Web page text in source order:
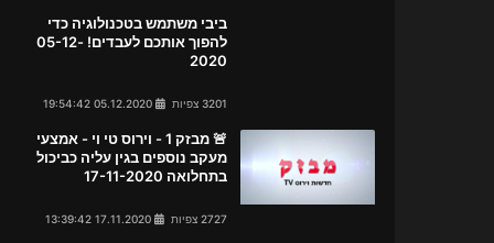
ביבי משתמש בטכנולוגיה כדי
להפוך אותכם לעבדים! 05-12-
2020
3201 צפיות
🚨 מבזק 1 - וירוס טי וי - אמצעי
מעקב נוספים בגין עליה כביכול
בתחלואה 17-11-2020
2727 צפיות